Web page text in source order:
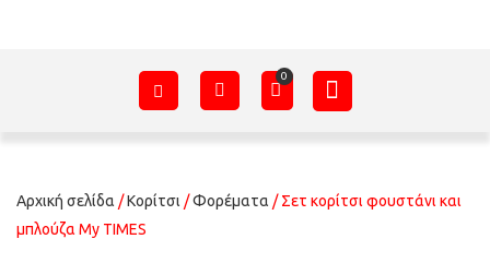
Αρχική σελίδα /Κορίτσι /Φορέματα / Σετ κορίτσι φουστάνι και
μπλούζα My TIMES